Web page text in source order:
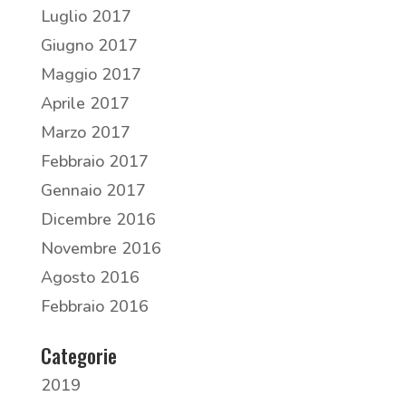
Luglio 2017
Giugno 2017
Maggio 2017
Aprile 2017
Marzo 2017
Febbraio 2017
Gennaio 2017
Dicembre 2016
Novembre 2016
Agosto 2016
Febbraio 2016
Categorie
2019